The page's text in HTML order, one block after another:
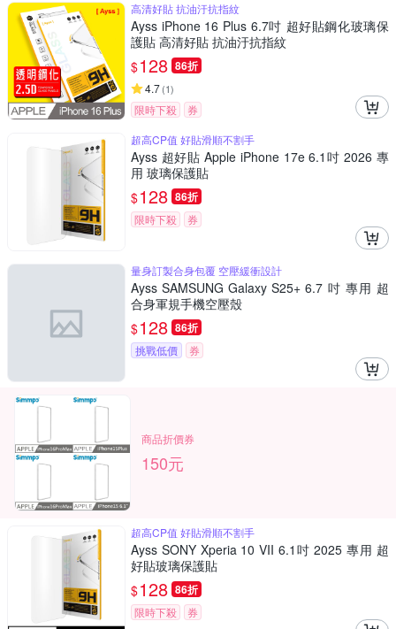
高清好貼 抗油汙抗指紋
Ayss iPhone 16 Plus 6.7吋 超好貼鋼化玻璃保
護貼 高清好貼 抗油汙抗指紋
$128 86折
4.7(1)
限時下殺
券
超高CP值 好貼滑順不割手
Ayss 超好貼 Apple iPhone 17e 6.1吋 2026 專
用 玻璃保護貼
$128 86折
限時下殺 券
量身訂製合身包覆 空壓緩衝設計
Ayss SAMSUNG Galaxy S25+ 6.7 吋 專用 超
合身軍規手機空壓殼
$128 86折
挑戰低價 券
商品折價券
150元
超高CP值 好貼滑順不割手
Ayss SONY Xperia 10 VII 6.1吋 2025 專用 超
好貼玻璃保護貼
$128 86折
限時下殺 券